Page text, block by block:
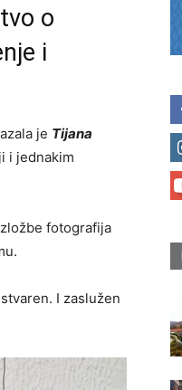
o
i
je Tijana
i jednakim
fotografija
I zaslužen